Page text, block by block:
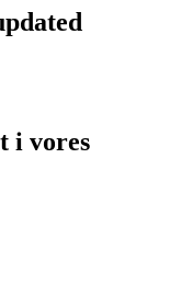
i vores